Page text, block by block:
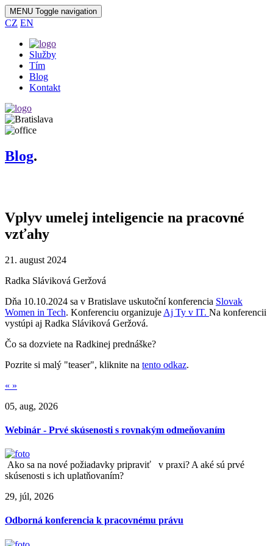
MENU Toggle navigation
CZ EN
Služby
Tím
Blog
Kontakt
Blog.
Vplyv umelej inteligencie na pracovné
vzťahy
21. august 2024
Radka Sláviková Geržová
Dňa 10.10.2024 sa v Bratislave uskutoční konferencia Slovak
Women in Tech. Konferenciu organizuje Aj Ty v IT. Na konferencii
vystúpi aj Radka Sláviková Geržová.
Čo sa dozviete na Radkinej prednáške?
Pozrite si malý "teaser", kliknite na tento odkaz.
« »
05, aug, 2026
Webinár - Prvé skúsenosti s rovnakým odmeňovaním
Ako sa na nové požiadavky pripraviť v praxi? A aké sú prvé
skúsenosti s ich uplatňovaním?
29, júl, 2026
Odborná konferencia k pracovnému právu